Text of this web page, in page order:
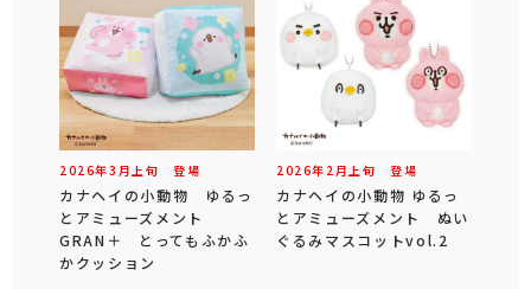
2026年3 月 上旬 登場
カナヘイの小動物 ゆるっ
とアミューズメント
GRAN＋ とってもふかふ
かクッション
2026年 2 月 上旬 登場
カナヘイの小動物 ゆるっ
とアミューズメント ぬい
ぐるみマスコットvol.2